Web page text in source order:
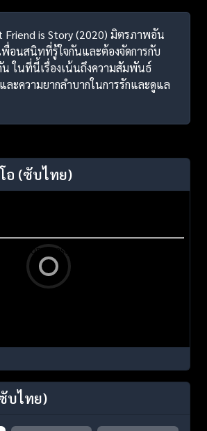
Friend is Story (2020) มิตรภาพอัน
พื่อนสนิทที่รู้ใจกันและต้องจัดการกับ
ในที่นี้เรื่องเน้นถึงความสัมพันธ์
ละความยากลำบากในการรักและดูแล
อ (ซับไทย)
บไทย)